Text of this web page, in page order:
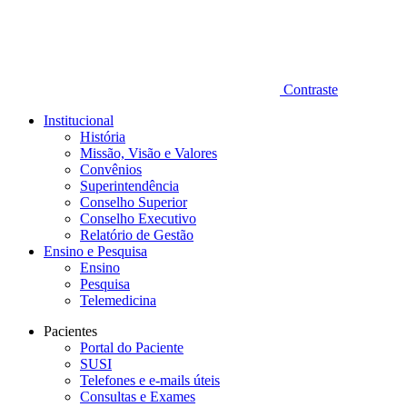
Contraste
Institucional
História
Missão, Visão e Valores
Convênios
Superintendência
Conselho Superior
Conselho Executivo
Relatório de Gestão
Ensino e Pesquisa
Ensino
Pesquisa
Telemedicina
Pacientes
Portal do Paciente
SUSI
Telefones e e-mails úteis
Consultas e Exames